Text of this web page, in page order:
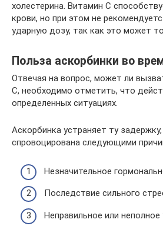
холестерина. Витамин С
крови, но при этом не
ударную дозу, так как это может
Польза аскорбинки во
Отвечая на вопрос, может ли
С, необходимо отметить, что
определенных ситуациях.
Аскорбинка устраняет ту
спровоцирована следующими
Незначительное
Последствие сильного
Неправильное или неполное